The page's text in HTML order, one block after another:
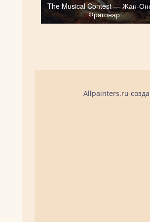
The Musical Contest — Жан-
Фрагонар
Allpainters.ru